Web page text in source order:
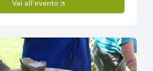
Vai all'evento